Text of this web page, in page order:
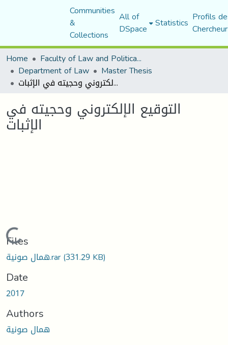
Communities
&
Collections
All of
DSpace Statistics Profils
Home
Faculty of Law and Political Science
Department of Law Master Thesis
التوقيع الإلكتروني وحجيته في الإثبات
التوقيع الإلكتروني وحجيته في
الإثبات
Loading...
Files
همال صونية.rar(331.29 KB)
Date
2017
Authors
همال صونية